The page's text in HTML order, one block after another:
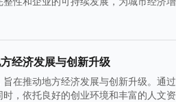
经济发展与创新升级
在推动地方经济发展与创新升级。通
，依托良好的创业环境和丰富的人文